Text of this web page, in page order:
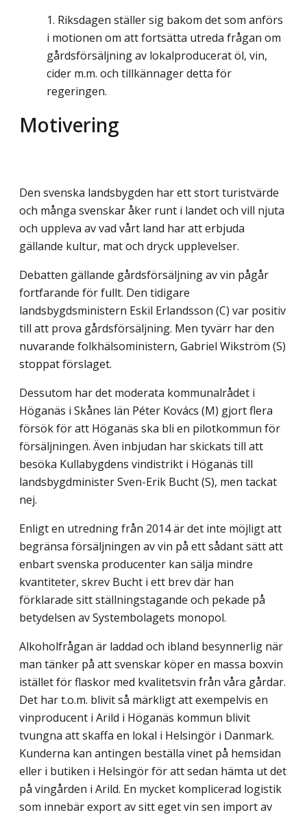
Riksdagen ställer sig bakom det som anförs
i motionen om att fortsätta utreda frågan om
gårdsförsäljning av lokalproducerat öl, vin,
cider m.m. och tillkännager detta för
regeringen.
Motivering
Den svenska landsbygden har ett stort turistvärde
och många svenskar åker runt i landet och vill njuta
och uppleva av vad vårt land har att erbjuda
gällande kultur, mat och dryck upplevelser.
Debatten gällande gårdsförsäljning av vin pågår
fortfarande för fullt. Den tidigare
landsbygdsministern Eskil Erlandsson (C) var positiv
till att prova gårdsförsäljning. Men tyvärr har den
nuvarande folkhälsoministern, Gabriel Wikström (S)
stoppat förslaget.
Dessutom har det moderata kommunalrådet i
Höganäs i Skånes län Péter Kovács (M) gjort flera
försök för att Höganäs ska bli en pilotkommun för
försäljningen. Även inbjudan har skickats till att
besöka Kullabygdens vindistrikt i Höganäs till
landsbygdminister Sven-Erik Bucht (S), men tackat
nej.
Enligt en utredning från 2014 är det inte möjligt att
begränsa försäljningen av vin på ett sådant sätt att
enbart svenska producenter kan sälja mindre
kvantiteter, skrev Bucht i ett brev där han
förklarade sitt ställningstagande och pekade på
betydelsen av Systembolagets monopol.
Alkoholfrågan är laddad och ibland besynnerlig när
man tänker på att svenskar köper en massa boxvin
istället för flaskor med kvalitetsvin från våra gårdar.
Det har t.o.m. blivit så märkligt att exempelvis en
vinproducent i Arild i Höganäs kommun blivit
tvungna att skaffa en lokal i Helsingör i Danmark.
Kunderna kan antingen beställa vinet på hemsidan
eller i butiken i Helsingör för att sedan hämta ut det
på vingården i Arild. En mycket komplicerad logistik
som innebär export av sitt eget vin sen import av